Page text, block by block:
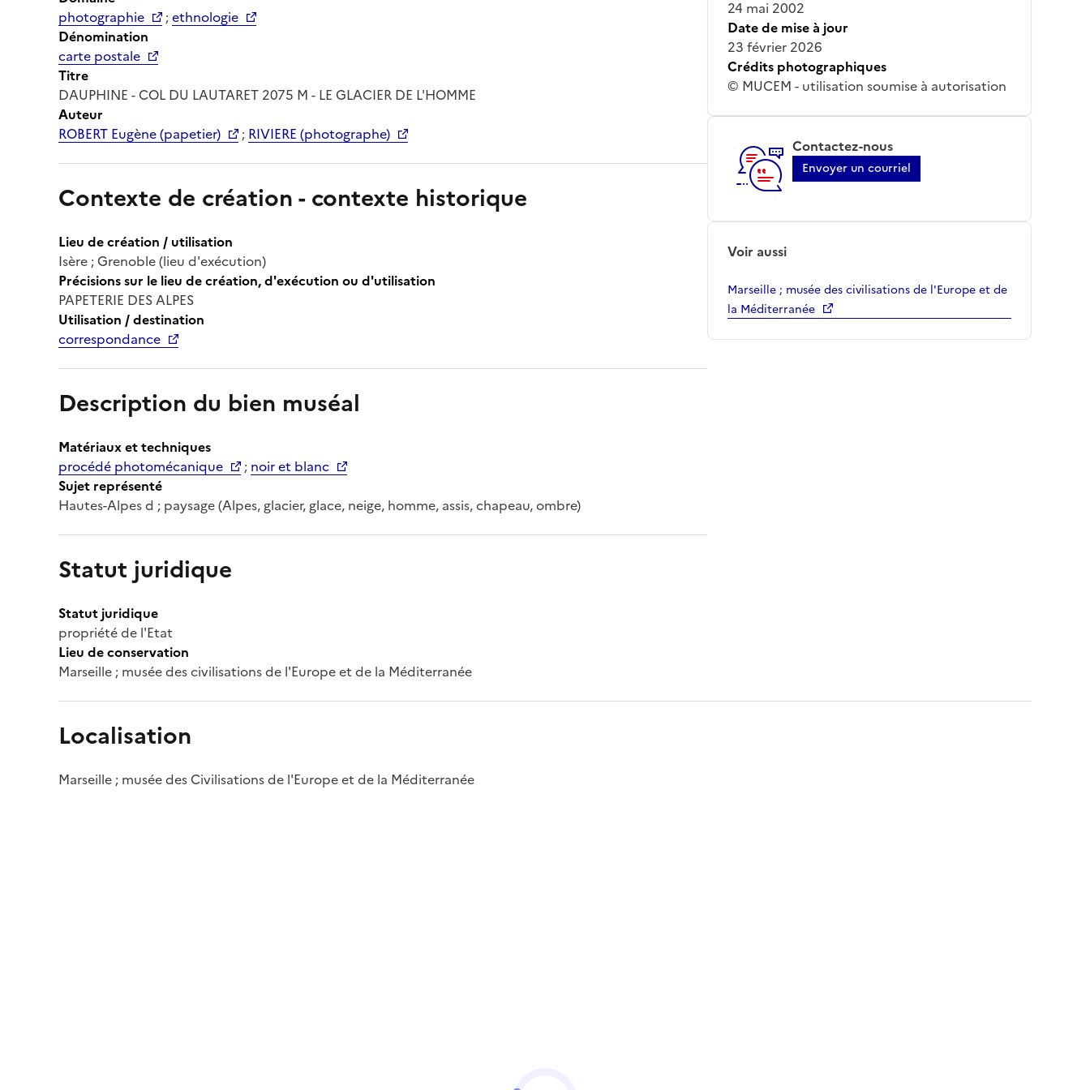
photographie
;ethnologie
Dénomination
carte postale
Titre
DAUPHINE - COL DU LAUTARET 2075 M - LE GLACIER DE L'HOMME
Auteur
ROBERT Eugène (papetier)
; RIVIERE (photographe)
Contexte de création - contexte historique
Lieu de création / utilisation
Isère ; Grenoble (lieu d'exécution)
Précisions sur le lieu de création, d'exécution ou d'utilisation
PAPETERIE DES ALPES
Utilisation / destination
correspondance
Description du bien muséal
Matériaux et techniques
procédé photomécanique
; noir et blanc
Sujet représenté
Hautes-Alpes d ; paysage (Alpes, glacier, glace, neige, homme, assis, chapeau, ombre)
Statut juridique
Statut juridique
propriété de l'Etat
Lieu de conservation
Marseille ; musée des civilisations de l'Europe et de la Méditerranée
24 mai 2002
Date de mise à jour
23 février 2026
Crédits photographiques
© MUCEM - utilisation soumise à autorisation
Contactez-nous
Envoyer un courriel
Voir aussi
Marseille ; musée des civilisations de l'Europe et de
la Méditerranée
Localisation
Marseille ; musée des Civilisations de l'Europe et de la Méditerranée